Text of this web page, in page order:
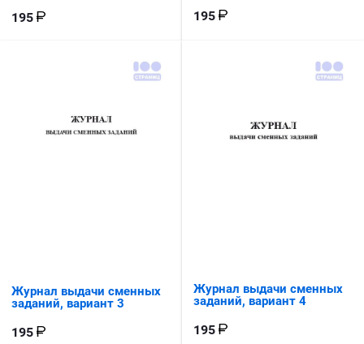
195 195
Журнал выдачи сменных
заданий, вариант 3
195
Журнал выдачи сменных
заданий, вариант 4
195